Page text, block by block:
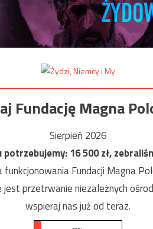
Fundację Magna
Sierpień 2026
potrzebujemy:16 500zł,
Fundacji Magna
przetrwanie niezależnych
wspieraj nas już od teraz.